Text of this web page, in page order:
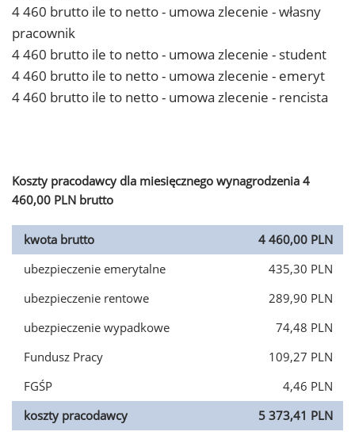
4 460 brutto ile to netto - umowa zlecenie - własny
pracownik
4 460 brutto ile to netto - umowa zlecenie - student
4 460 brutto ile to netto - umowa zlecenie - emeryt
4 460 brutto ile to netto - umowa zlecenie - rencista
Koszty pracodawcy dla miesięcznego wynagrodzenia 4
460,00 PLN brutto
kwota brutto
4 460,00 PLN
ubezpieczenie emerytalne
435,30 PLN
ubezpieczenie rentowe
289,90 PLN
ubezpieczenie wypadkowe
74,48 PLN
Fundusz Pracy
109,27 PLN
FGŚP
4,46 PLN
koszty pracodawcy
5 373,41 PLN